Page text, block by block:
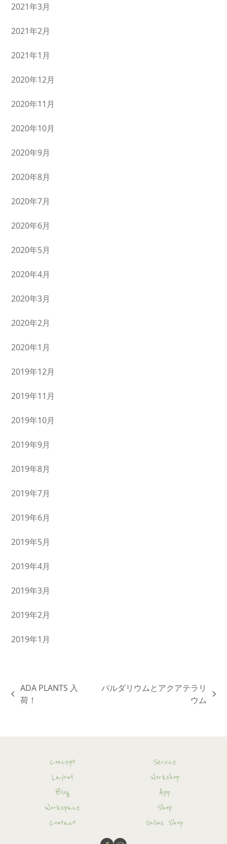
2021年3月
2021年2月
2021年1月
2020年12月
2020年11月
2020年10月
2020年9月
2020年8月
2020年7月
2020年6月
2020年5月
2020年4月
2020年3月
2020年2月
2020年1月
2019年12月
2019年11月
2019年10月
2019年9月
2019年8月
2019年7月
2019年6月
2019年5月
2019年4月
2019年3月
2019年2月
2019年1月
previous
ADA PLANTS 入
荷！
パルダリウムとアクアテラリ
ウム
Concept
Service
Layout
Workshop
Blog
App
Workspace
Shop
Contact
Online Shop